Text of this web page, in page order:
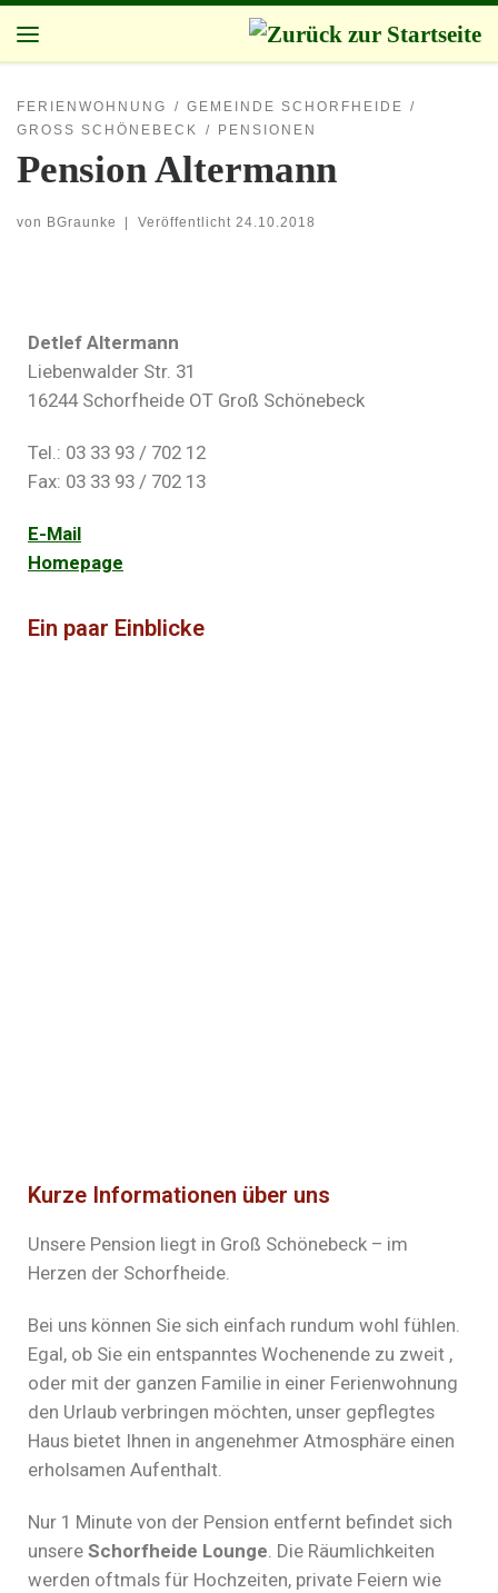
Zum Inhalt springen
FERIENWOHNUNG
GEMEINDE SCHORFHEIDE
GROSS SCHÖNEBECK
PENSIONEN
Pension Altermann
von BGraunke | Veröffentlicht 24.10.2018
Detlef Altermann
Liebenwalder Str. 31
16244 Schorfheide OT Groß Schönebeck
Tel.: 03 33 93 / 702 12
Fax: 03 33 93 / 702 13
E-Mail
Homepage
Ein paar Einblicke
Kurze Informationen über uns
Unsere Pension liegt in Groß Schönebeck – im
Herzen der Schorfheide.
Bei uns können Sie sich einfach rundum wohl fühlen.
Egal, ob Sie ein entspanntes Wochenende zu zweit ,
oder mit der ganzen Familie in einer Ferienwohnung
den Urlaub verbringen möchten, unser gepflegtes
Haus bietet Ihnen in angenehmer Atmosphäre einen
erholsamen Aufenthalt.
Nur 1 Minute von der Pension entfernt befindet sich
unsere Schorfheide Lounge. Die Räumlichkeiten
werden oftmals für Hochzeiten, private Feiern wie